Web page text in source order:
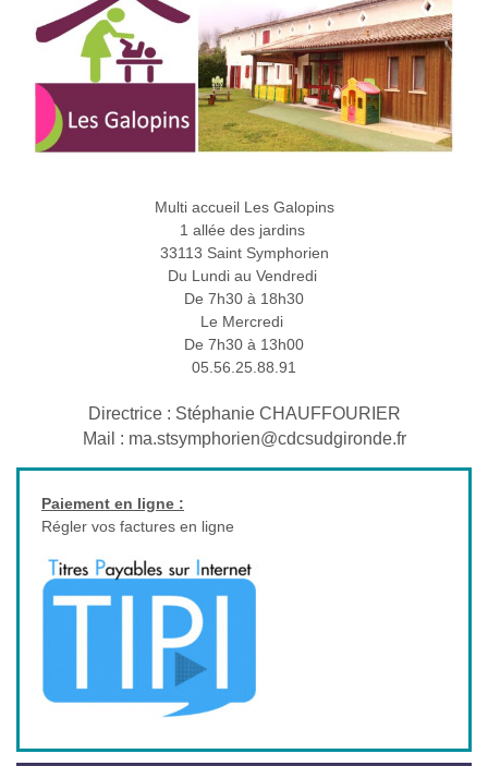
Multi accueil Les Galopins
1 allée des jardins
33113 Saint Symphorien
Du Lundi au Vendredi
De 7h30 à 18h30
Le Mercredi
De 7h30 à 13h00
05.56.25.88.91
Directrice : Stéphanie CHAUFFOURIER
Mail : ma.stsymphorien@cdcsudgironde.fr
Paiement en ligne :
Régler vos factures en ligne